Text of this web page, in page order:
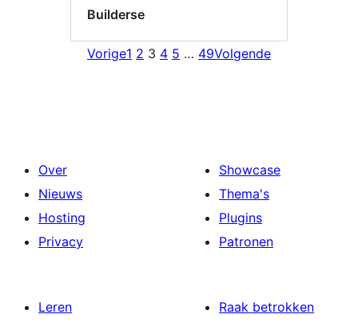
Builderse
Vorige1 2 3 4 5 … 49Volgende
Over
Nieuws
Hosting
Privacy
Showcase
Thema's
Plugins
Patronen
Leren
Raak betrokken